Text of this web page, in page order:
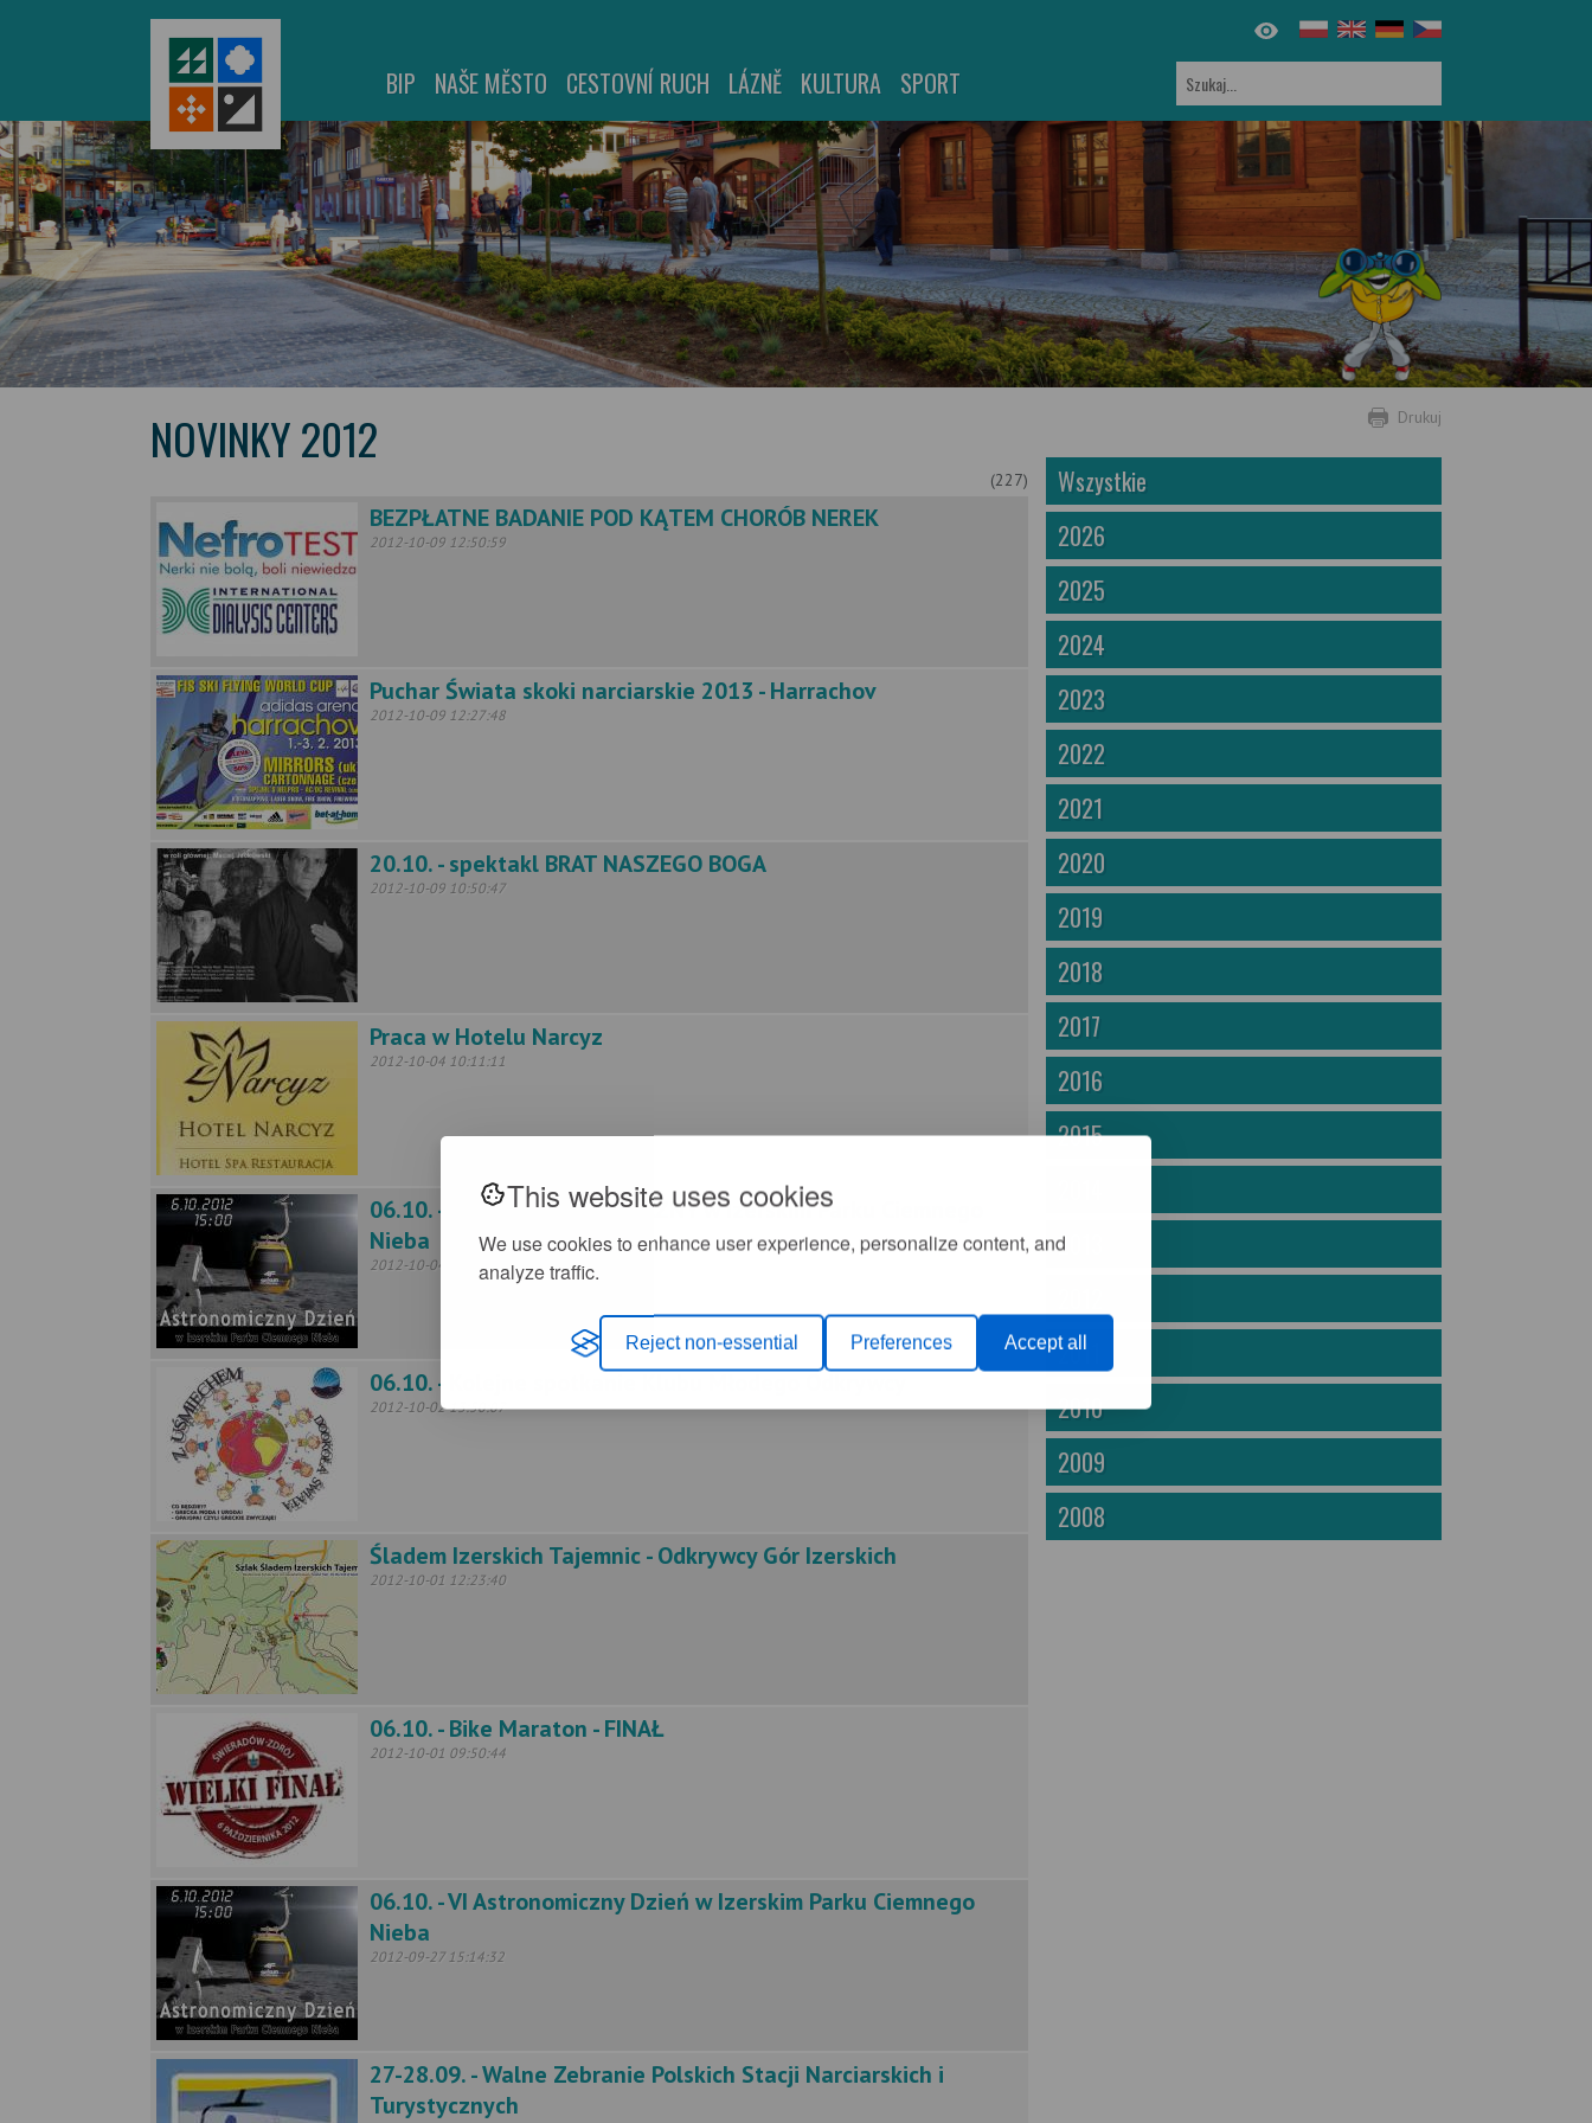
This website uses cookies
We use cookies to enhance user experience, personalize content, and
analyze traffic.
Reject non-essential Preferences Accept all
BIP NAŠE MĚSTO CESTOVNÍ RUCH LÁZNĚ KULTURA SPORT
Drukuj
NOVINKY 2012
(227)
BEZPŁATNE BADANIE POD KĄTEM CHORÓB NEREK
2012-10-09 12:50:59
Puchar Świata skoki narciarskie 2013 - Harrachov
2012-10-09 12:27:48
20.10. - spektakl BRAT NASZEGO BOGA
2012-10-09 10:50:47
Praca w Hotelu Narcyz
2012-10-04 10:11:11
06.10. - DZIEŃ ASTRONOMICZNY w Izerskim Parku Ciemnego
Nieba
2012-10-04 08:46:30
06.10. - Kolejne spotkanie Klubu Młodego Odkrywcy
2012-10-02 13:50:07
Śladem Izerskich Tajemnic - Odkrywcy Gór Izerskich
2012-10-01 12:23:40
06.10. - Bike Maraton - FINAŁ
2012-10-01 09:50:44
06.10. - VI Astronomiczny Dzień w Izerskim Parku Ciemnego
Nieba
2012-09-27 15:14:32
27-28.09. - Walne Zebranie Polskich Stacji Narciarskich i
Turystycznych
Wszystkie
2026
2025
2024
2023
2022
2021
2020
2019
2018
2017
2016
2015
2013
2011
2010
2009
2008